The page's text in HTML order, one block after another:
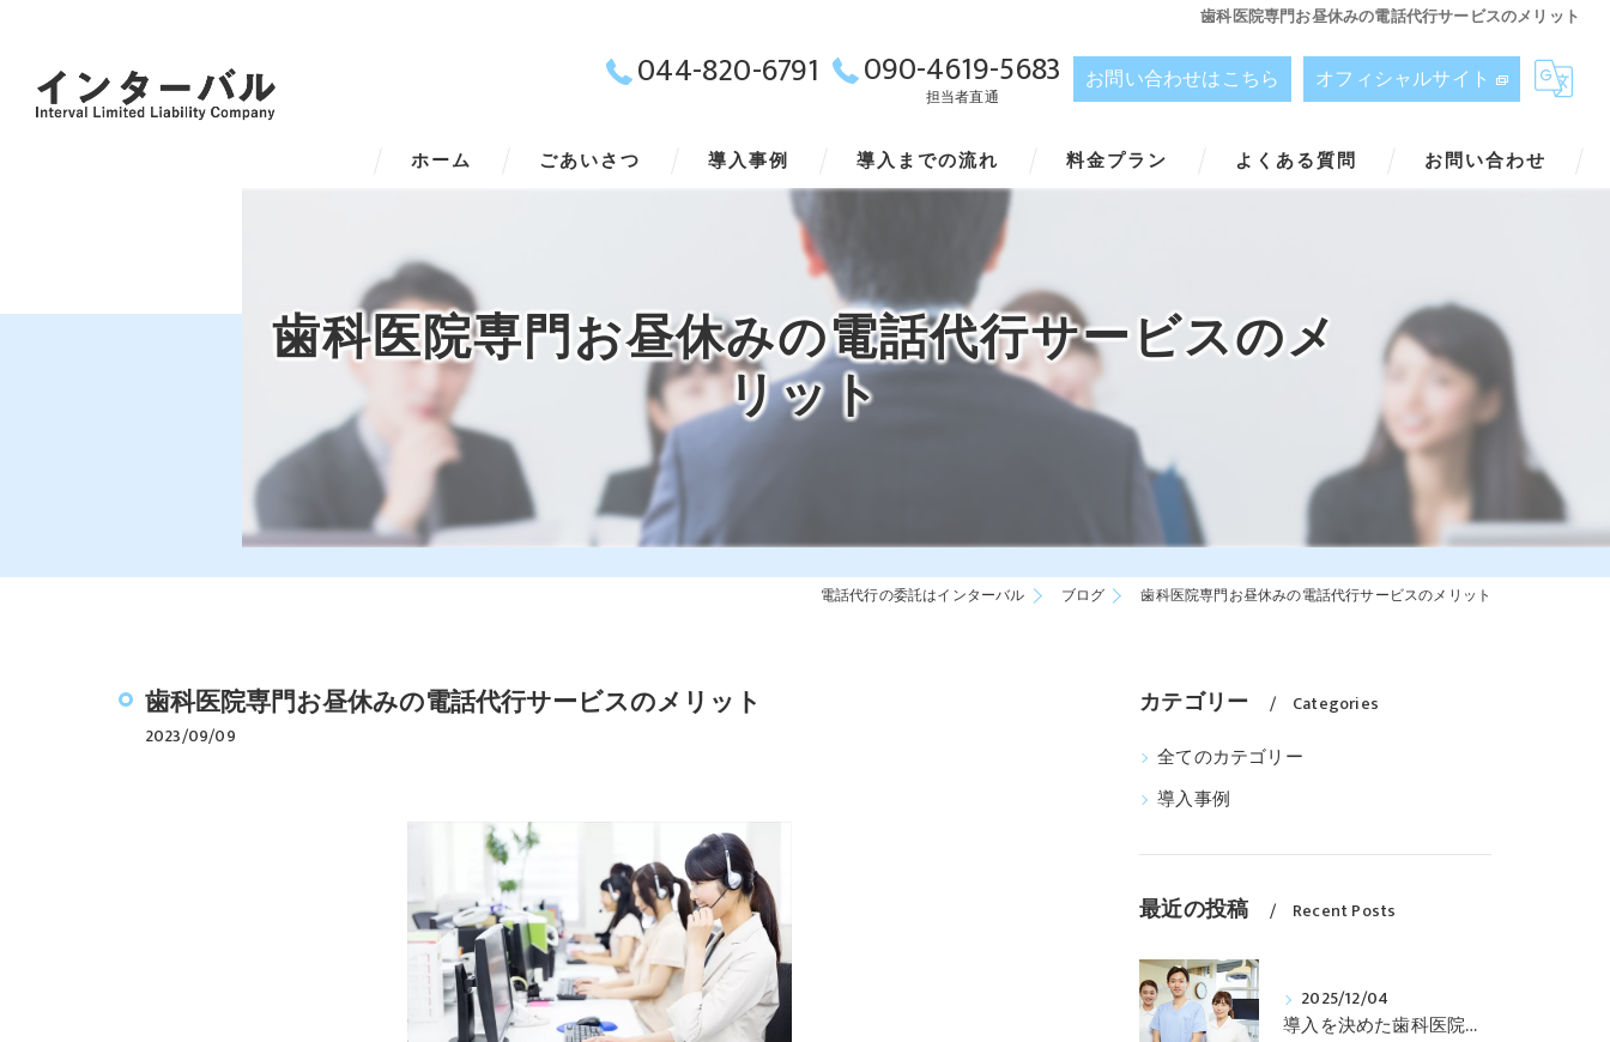
歯科医院専門お昼休みの電話代行サービスのメリット
044-820-6791 090-4619-5683
担当者直通
お問い合わせはこちら オフィシャルサイト
ホーム ごあいさつ 導入事例 導入までの流れ 料金プラン よくある質問 お問い合わせ
歯科医院専門お昼休みの電話代行サービスのメ
リット
電話代行の委託はインターバル ブログ 歯科医院専門お昼休みの電話代行サービスのメリット
歯科医院専門お昼休みの電話代行サービスのメリット
2023/09/09
カテゴリー Categories
全てのカテゴリー
導入事例
最近の投稿 Recent Posts
2025/12/04
導入を決めた歯科医院様の導入までのプロセスを紹介します